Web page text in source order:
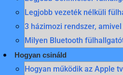
Legjobb vezeték nélküli
3 házimozi rendszer,
Milyen Bluetooth
Hogyan csináld
Hogyan működik az Apple tv